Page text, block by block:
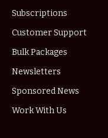
Subscriptions
Customer Support
Bulk Packages
Newsletters
Sponsored News
Work With Us